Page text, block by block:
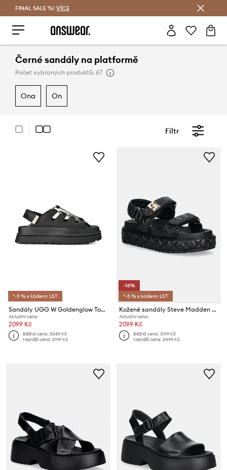
FINAL SALE %! VÍCE
Černé sandály na platformě
Počet vybraných produktů: 67
ona on
Filtr
*-5 % s kódem: LST
Sandály UGG W Goldenglow Toggle
Aktuální cena:
2099 Kč
Běžná cena:3089 Kč
Nejnižší cena:2199 Kč
-16%
*-5 % s kódem: LST
Kožené sandály Steve Madden Bigmona
Aktuální cena:
2099 Kč
Běžná cena:3199 Kč
Nejnižší cena:2499 Kč